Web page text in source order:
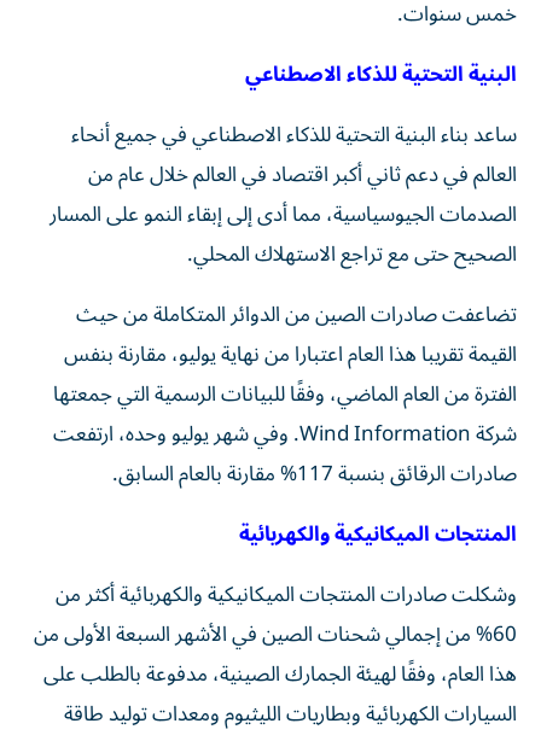
خمس سنوات.
البنية التحتية للذكاء الاصطناعي
ساعد بناء البنية التحتية للذكاء الاصطناعي في جميع أنحاء
العالم في دعم ثاني أكبر اقتصاد في العالم خلال عام من
الصدمات الجيوسياسية، مما أدى إلى إبقاء النمو على المسار
الصحيح حتى مع تراجع الاستهلاك المحلي.
تضاعفت صادرات الصين من الدوائر المتكاملة من حيث
القيمة تقريبا هذا العام اعتبارا من نهاية يوليو، مقارنة بنفس
الفترة من العام الماضي، وفقًا للبيانات الرسمية التي جمعتها
شركة Wind Information. وفي شهر يوليو وحده، ارتفعت
صادرات الرقائق بنسبة 117% مقارنة بالعام السابق.
المنتجات الميكانيكية والكهربائية
وشكلت صادرات المنتجات الميكانيكية والكهربائية أكثر من
60% من إجمالي شحنات الصين في الأشهر السبعة الأولى من
هذا العام، وفقًا لهيئة الجمارك الصينية، مدفوعة بالطلب على
السيارات الكهربائية وبطاريات الليثيوم ومعدات توليد طاقة